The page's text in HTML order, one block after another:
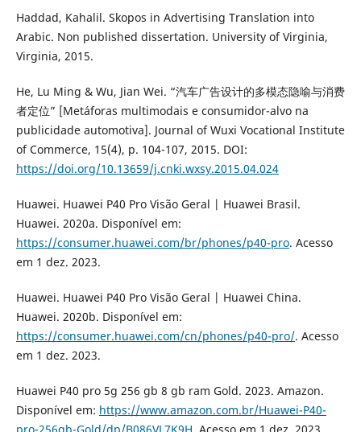
Haddad, Kahalil. Skopos in Advertising Translation into
Arabic. Non published dissertation. University of Virginia,
Virginia, 2015.
He, Lu Ming & Wu, Jian Wei. “汽车广告设计的多模态隐喻与消费
者定位” [Metáforas multimodais e consumidor-alvo na
publicidade automotiva]. Journal of Wuxi Vocational Institute
of Commerce, 15(4), p. 104-107, 2015. DOI:
https://doi.org/10.13659/j.cnki.wxsy.2015.04.024
Huawei. Huawei P40 Pro Visão Geral | Huawei Brasil.
Huawei. 2020a. Disponível em:
https://consumer.huawei.com/br/phones/p40-pro. Acesso
em 1 dez. 2023.
Huawei. Huawei P40 Pro Visão Geral | Huawei China.
Huawei. 2020b. Disponível em:
https://consumer.huawei.com/cn/phones/p40-pro/. Acesso
em 1 dez. 2023.
Huawei P40 pro 5g 256 gb 8 gb ram Gold. 2023. Amazon.
Disponível em: https://www.amazon.com.br/Huawei-P40-